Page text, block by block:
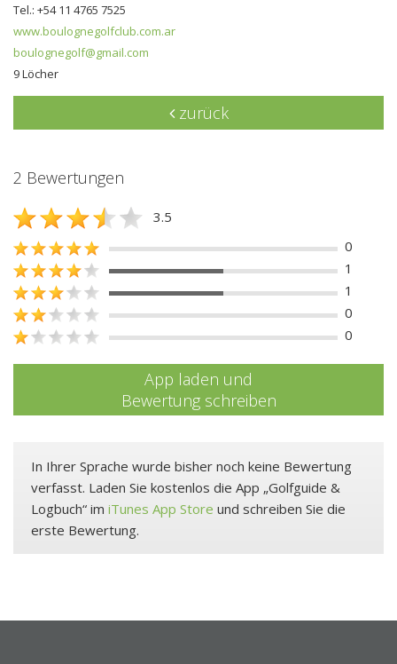
Tel.: +54 11 4765 7525
www.boulognegolfclub.com.ar
boulognegolf@gmail.com
9 Löcher
zurück
2 Bewertungen
3.5
0
1
1
0
0
App laden und
Bewertung schreiben
In Ihrer Sprache wurde bisher noch keine Bewertung
verfasst. Laden Sie kostenlos die App „Golfguide &
Logbuch“ im iTunes App Store und schreiben Sie die
erste Bewertung.